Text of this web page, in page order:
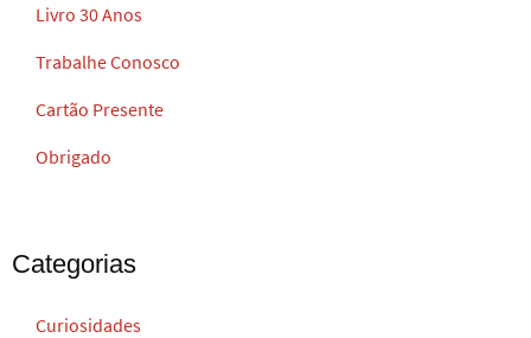
Livro 30 Anos
Trabalhe Conosco
Cartão Presente
Obrigado
Categorias
Curiosidades